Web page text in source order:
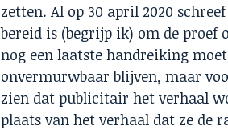
zetten. Al op 30 april 2020
bereid is (begrijp ik) om de proef
nog een laatste handreiking
onvermurwbaar blijven, maar
zien dat publicitair het verhaal
plaats van het verhaal dat ze de